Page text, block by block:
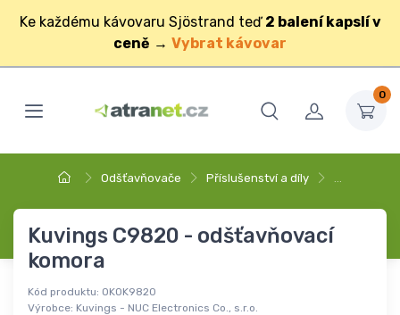
Ke každému kávovaru Sjöstrand teď 2 balení kapslí v
ceně → Vybrat kávovar
0
Odšťavňovače Příslušenství a díly
Kuvings C9820 - odšťavňovací
komora
Kód produktu: OKOK9820
Výrobce: Kuvings - NUC Electronics Co., s.r.o.